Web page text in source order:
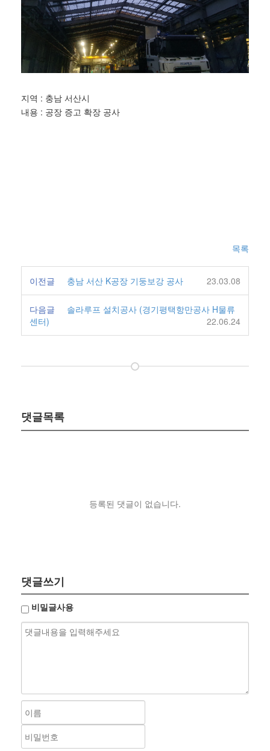
지역 : 충남 서산시
내용 : 공장 증고 확장 공사
목록
이전글 충남 서산 K공장 기둥보강 공사 23.03.08
다음글
솔라루프 설치공사 (경기평택항만공사 H물류
센터)
22.06.24
댓글목록
등록된 댓글이 없습니다.
댓글쓰기
비밀글사용